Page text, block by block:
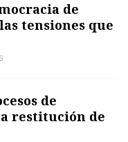
de
tensiones que
de
restitución de